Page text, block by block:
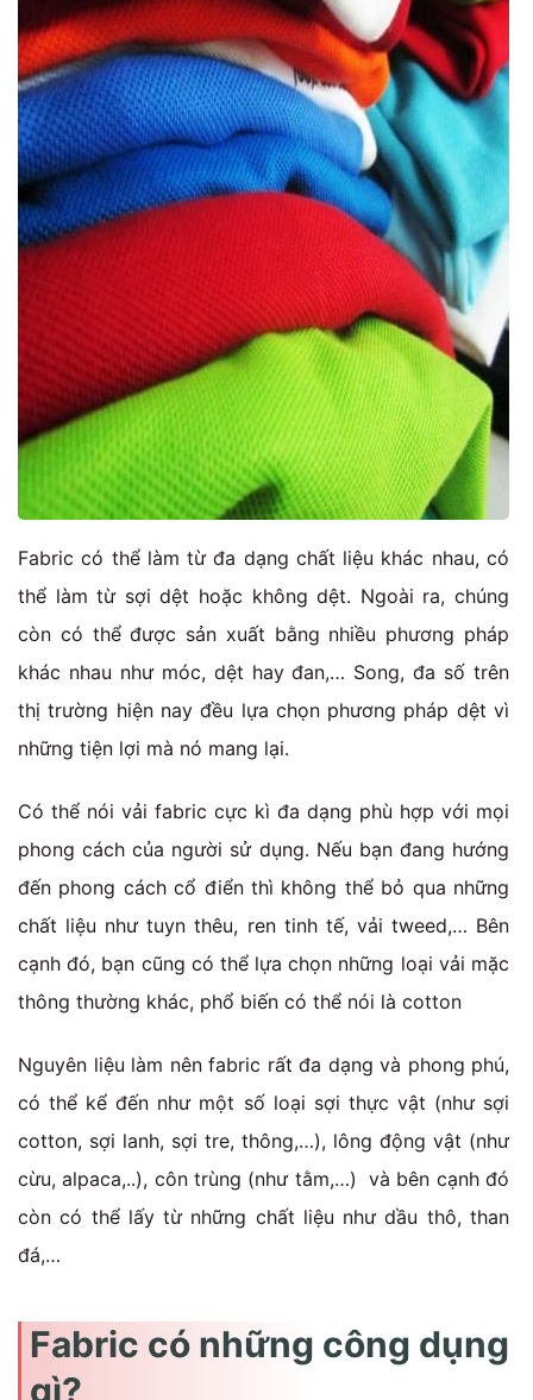
Fabric có thể làm từ đa dạng chất liệu khác nhau, có
thể làm từ sợi dệt hoặc không dệt. Ngoài ra, chúng
còn có thể được sản xuất bằng nhiều phương pháp
khác nhau như móc, dệt hay đan,… Song, đa số trên
thị trường hiện nay đều lựa chọn phương pháp dệt vì
những tiện lợi mà nó mang lại.
Có thể nói vải fabric cực kì đa dạng phù hợp với mọi
phong cách của người sử dụng. Nếu bạn đang hướng
đến phong cách cổ điển thì không thể bỏ qua những
chất liệu như tuyn thêu, ren tinh tế, vải tweed,… Bên
cạnh đó, bạn cũng có thể lựa chọn những loại vải mặc
thông thường khác, phổ biến có thể nói là cotton
Nguyên liệu làm nên fabric rất đa dạng và phong phú,
có thể kể đến như một số loại sợi thực vật (như sợi
cotton, sợi lanh, sợi tre, thông,…), lông động vật (như
cừu, alpaca,..), côn trùng (như tằm,…) và bên cạnh đó
còn có thể lấy từ những chất liệu như dầu thô, than
đá,…
Fabric có những công dụng
gì?